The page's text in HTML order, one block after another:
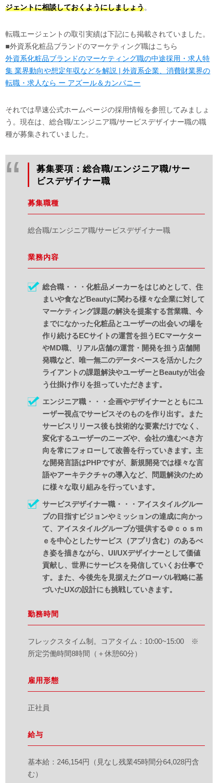
ジェントに相談しておくようにしましょう。
転職エージェントの取引実績は下記にも掲載されていました。
■外資系化粧品ブランドのマーケティング職はこちら
外資系化粧品ブランドのマーケティング職の中途採用・求人特
集 業界動向や想定年収などを解説 | 外資系企業、消費財業界の
転職・求人なら ー アズール＆カンパニー
それでは早速公式ホームページの採用情報を参照してみましょ
う。現在は、総合職/エンジニア職/サービスデザイナー職の職
種が募集されていました。
募集要項：総合職/エンジニア職/サー
ビスデザイナー職
募集職種
総合職/エンジニア職/サービスデザイナー職
業務内容
総合職・・・化粧品メーカーをはじめとして、住
まいや食などBeautyに関わる様々な企業に対して
マーケティング課題の解決を提案する営業職、今
までになかった化粧品とユーザーの出会いの場を
作り続けるECサイトの運営を担うECマーケター
やMD職、リアル店舗の運営・開発を担う店舗開
発職など、唯一無二のデータベースを活かしたク
ライアントの課題解決やユーザーとBeautyが出会
う仕掛け作りを担っていただきます。
エンジニア職・・・企画やデザイナーとともにユ
ーザー視点でサービスそのものを作り出す。また
サービスリリース後も技術的な要素だけでなく、
変化するユーザーのニーズや、会社の進むべき方
向を常にフォローして改善を行っていきます。主
な開発言語はPHPですが、新規開発では様々な言
語やアーキテクチャの導入など、問題解決のため
に様々な取り組みを行っています。
サービスデザイナー職・・・アイスタイルグルー
プの目指すビジョンやミッションの達成に向かっ
て、アイスタイルグループが提供する＠ｃｏｓｍ
ｅを中心としたサービス（アプリ含む）のあるべ
き姿を描きながら、UI/UXデザイナーとして価値
貢献し、世界にサービスを発信していくお仕事で
す。また、今後先を見据えたグローバル戦略に基
づいたUXの設計にも挑戦していきます。
勤務時間
フレックスタイム制。コアタイム：10:00~15:00 ※
所定労働時間8時間（＋休憩60分）
雇用形態
正社員
給与
基本給：246,154円（見なし残業45時間分64,028円含
む）